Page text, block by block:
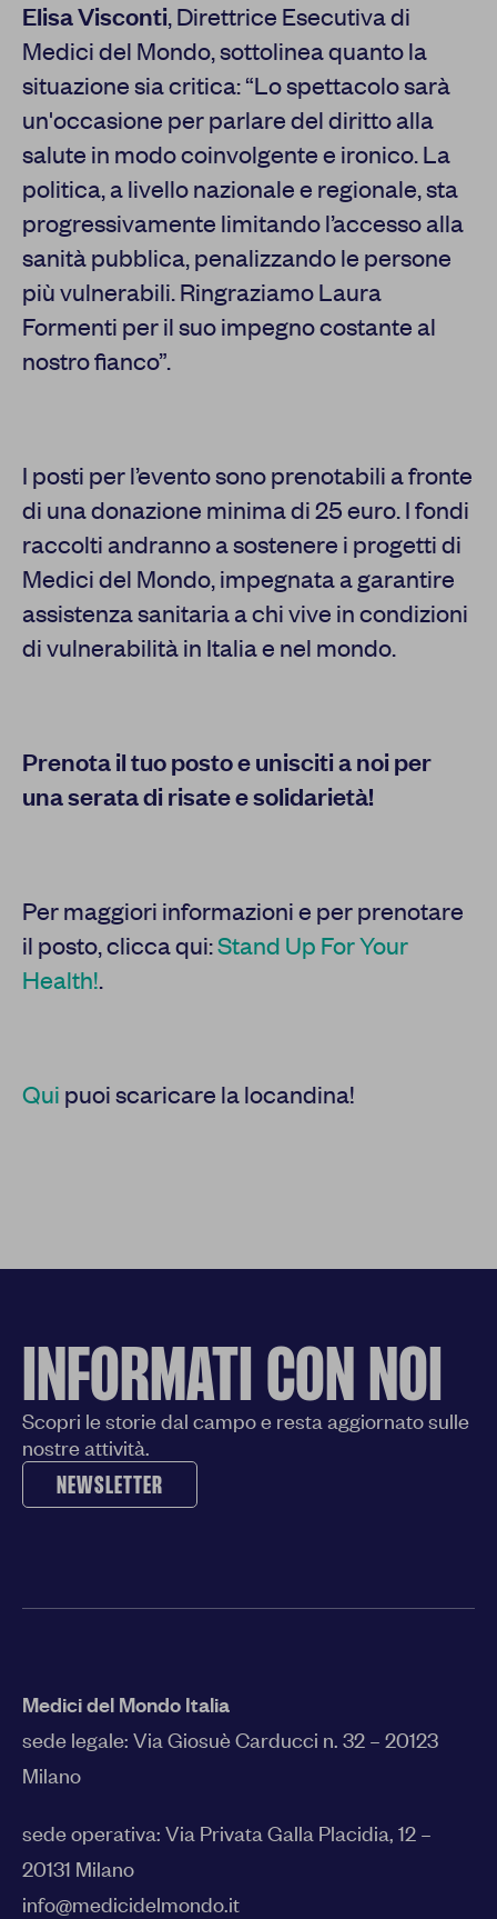
Elisa Visconti, Direttrice Esecutiva di
Medici del Mondo, sottolinea quanto la
situazione sia critica: “Lo spettacolo sarà
un'occasione per parlare del diritto alla
salute in modo coinvolgente e ironico. La
politica, a livello nazionale e regionale, sta
progressivamente limitando l’accesso alla
sanità pubblica, penalizzando le persone
più vulnerabili. Ringraziamo Laura
Formenti per il suo impegno costante al
nostro fianco”.
I posti per l’evento sono prenotabili a fronte
di una donazione minima di 25 euro. I fondi
raccolti andranno a sostenere i progetti di
Medici del Mondo, impegnata a garantire
assistenza sanitaria a chi vive in condizioni
di vulnerabilità in Italia e nel mondo.
Prenota il tuo posto e unisciti a noi per
una serata di risate e solidarietà!
Per maggiori informazioni e per prenotare
il posto, clicca qui:Stand Up For Your
Health!.
Qui puoi scaricare la locandina!
INFORMATI CON NOI
Scopri le storie dal campo e resta aggiornato sulle
nostre attività.
NEWSLETTER
Medici del Mondo Italia
sede legale: Via Giosuè Carducci n. 32 – 20123
Milano
sede operativa: Via Privata Galla Placidia, 12 –
20131 Milano
info@medicidelmondo.it